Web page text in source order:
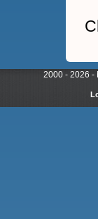
2000 - 2026 -